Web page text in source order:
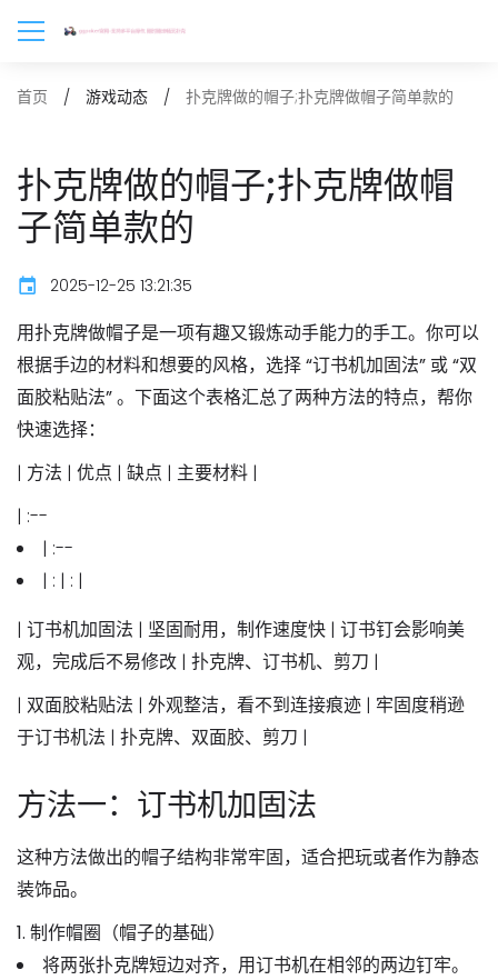
首页 游戏动态 扑克牌做的帽子;扑克牌做帽子简单款的
扑克牌做的帽子;扑克牌做帽
子简单款的
2025-12-25 13:21:35
用扑克牌做帽子是一项有趣又锻炼动手能力的手工。你可以
根据手边的材料和想要的风格，选择“订书机加固法” 或“双
面胶粘贴法”。下面这个表格汇总了两种方法的特点，帮你
快速选择：
| 方法 | 优点 | 缺点 | 主要材料 |
| :--
| :--
| : | : |
| 订书机加固法 | 坚固耐用，制作速度快 | 订书钉会影响美
观，完成后不易修改 | 扑克牌、订书机、剪刀 |
| 双面胶粘贴法 | 外观整洁，看不到连接痕迹 | 牢固度稍逊
于订书机法 | 扑克牌、双面胶、剪刀 |
方法一：订书机加固法
这种方法做出的帽子结构非常牢固，适合把玩或者作为静态
装饰品。
1. 制作帽圈（帽子的基础）
将两张扑克牌短边对齐，用订书机在相邻的两边钉牢。